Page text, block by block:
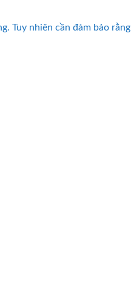
Tuy nhiên cần đảm bảo rằng